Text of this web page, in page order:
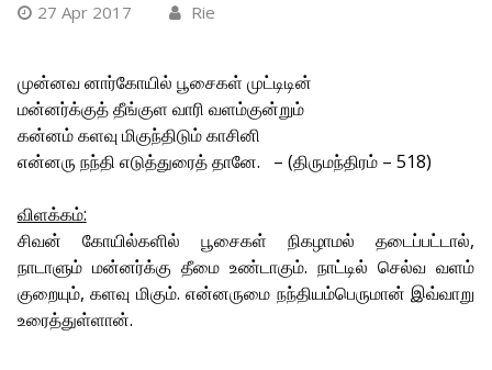
27 Apr 2017 Rie
முன்னவ னார்கோயில் பூசைகள் முட்டிடின்
மன்னர்க்குத் தீங்குள வாரி வளம்குன்றும்
கன்னம் களவு மிகுந்திடும் காசினி
என்னரு நந்தி எடுத்துரைத் தானே. – (திருமந்திரம் – 518)
விளக்கம்:
சிவன் கோயில்களில் பூசைகள் நிகழாமல் தடைப்பட்டால்,
நாடாளும் மன்னர்க்கு தீமை உண்டாகும். நாட்டில் செல்வ வளம்
குறையும், களவு மிகும். என்னருமை நந்தியம்பெருமான் இவ்வாறு
உரைத்துள்ளான்.